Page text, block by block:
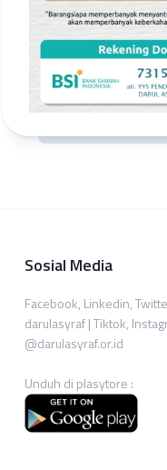
Sosial Media
Facebook, Linkedin,
darulasyraf | Tiktok,
@darulasyraf.or.id
Unduh di plasytore :